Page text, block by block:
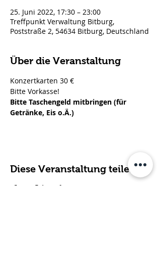
25. Juni 2022, 17:30 – 23:00
Treffpunkt Verwaltung Bitburg,
Poststraße 2, 54634 Bitburg, Deutschland
Über die Veranstaltung
Konzertkarten 30 €
Bitte Vorkasse!
Bitte Taschengeld mitbringen (für
Getränke, Eis o.Ä.)
Diese Veranstaltung teilen